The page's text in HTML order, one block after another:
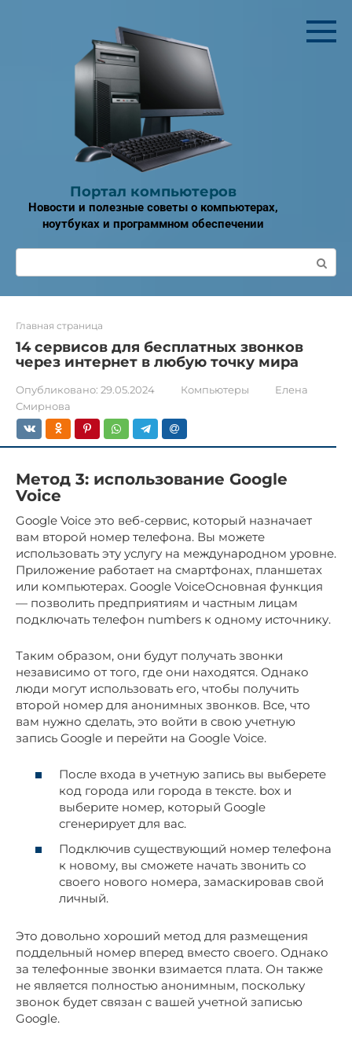
Портал компьютеров
Новости и полезные советы о компьютерах,
ноутбуках и программном обеспечении
Поиск:
Главная страница
14 сервисов для бесплатных звонков
через интернет в любую точку мира
Опубликовано: 29.05.2024 Компьютеры
Елена
Смирнова
Метод 3: использование Google
Voice
Google Voice это веб-сервис, который назначает
вам второй номер телефона. Вы можете
использовать эту услугу на международном уровне.
Приложение работает на смартфонах, планшетах
или компьютерах. Google VoiceОсновная функция
— позволить предприятиям и частным лицам
подключать телефон numbers к одному источнику.
Таким образом, они будут получать звонки
независимо от того, где они находятся. Однако
люди могут использовать его, чтобы получить
второй номер для анонимных звонков. Все, что
вам нужно сделать, это войти в свою учетную
запись Google и перейти на Google Voice.
После входа в учетную запись вы выберете
код города или города в тексте. box и
выберите номер, который Google
сгенерирует для вас.
Подключив существующий номер телефона
к новому, вы сможете начать звонить со
своего нового номера, замаскировав свой
личный.
Это довольно хороший метод для размещения
поддельный номер вперед вместо своего. Однако
за телефонные звонки взимается плата. Он также
не является полностью анонимным, поскольку
звонок будет связан с вашей учетной записью
Google.